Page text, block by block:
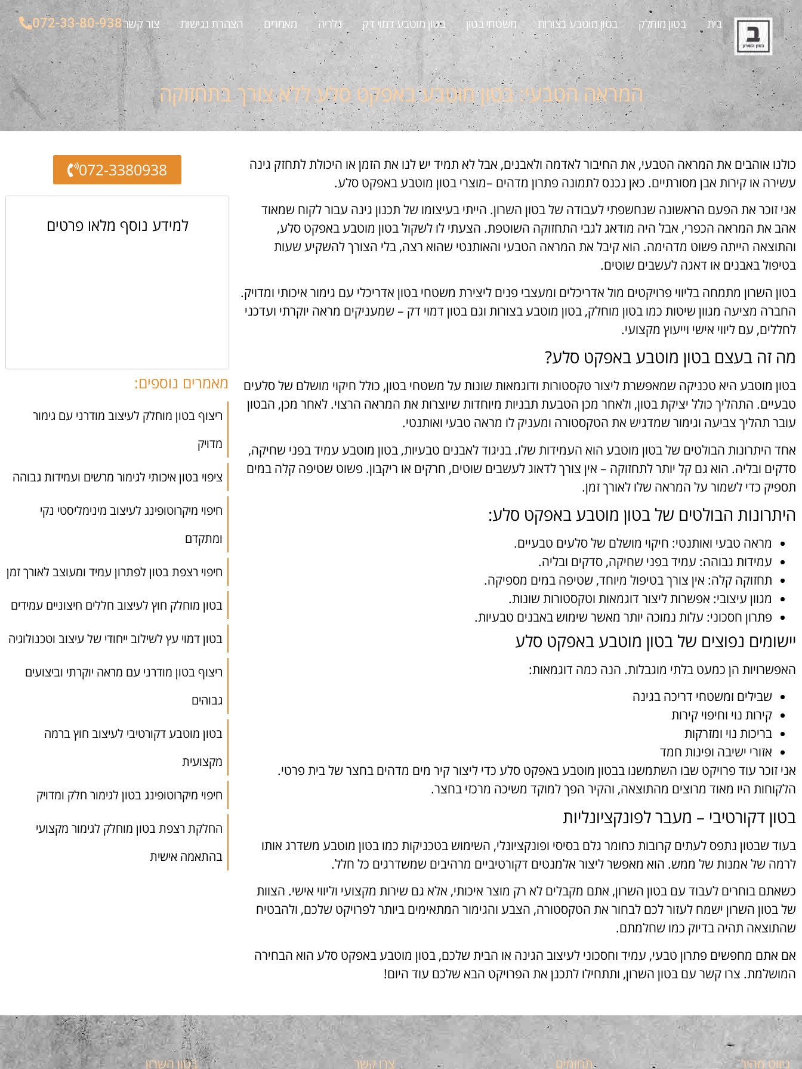
בית בטון מוחלק בטון מוטבע בצורות​ משטחי בטון בטון מוטבע דמוי דק גלריה מאמרים הצהרת נגישות צור קשר072-33-80-938
המראה הטבעי: בטון מוטבע באפקט סלע ללא צורך בתחזוקה
כולנו אוהבים את המראה הטבעי, את החיבור לאדמה ולאבנים, אבל לא תמיד יש לנו את הזמן או היכולת לתחזק גינה
עשירה או קירות אבן מסורתיים. כאן נכנס לתמונה פתרון מדהים –מוצרי בטון מוטבע באפקט סלע.
אני זוכר את הפעם הראשונה שנחשפתי לעבודה של בטון השרון. הייתי בעיצומו של תכנון גינה עבור לקוח שמאוד
אהב את המראה הכפרי, אבל היה מודאג לגבי התחזוקה השוטפת. הצעתי לו לשקול בטון מוטבע באפקט סלע,
והתוצאה הייתה פשוט מדהימה. הוא קיבל את המראה הטבעי והאותנטי שהוא רצה, בלי הצורך להשקיע שעות
בטיפול באבנים או דאגה לעשבים שוטים.
בטון השרון מתמחה בליווי פרויקטים מול אדריכלים ומעצבי פנים ליצירת משטחי בטון אדריכלי עם גימור איכותי ומדויק.
החברה מציעה מגוון שיטות כמו בטון מוחלק, בטון מוטבע בצורות וגם בטון דמוי דק – שמעניקים מראה יוקרתי ועדכני
לחללים, עם ליווי אישי וייעוץ מקצועי.
מה זה בעצם בטון מוטבע באפקט סלע?
בטון מוטבע היא טכניקה שמאפשרת ליצור טקסטורות ודוגמאות שונות על משטחי בטון, כולל חיקוי מושלם של סלעים
טבעיים. התהליך כולל יציקת בטון, ולאחר מכן הטבעת תבניות מיוחדות שיוצרות את המראה הרצוי. לאחר מכן, הבטון
עובר תהליך צביעה וגימור שמדגיש את הטקסטורה ומעניק לו מראה טבעי ואותנטי.
אחד היתרונות הבולטים של בטון מוטבע הוא העמידות שלו. בניגוד לאבנים טבעיות, בטון מוטבע עמיד בפני שחיקה,
סדקים ובליה. הוא גם קל יותר לתחזוקה – אין צורך לדאוג לעשבים שוטים, חרקים או ריקבון. פשוט שטיפה קלה במים
תספיק כדי לשמור על המראה שלו לאורך זמן.
היתרונות הבולטים של בטון מוטבע באפקט סלע:
מראה טבעי ואותנטי: חיקוי מושלם של סלעים טבעיים.
עמידות גבוהה: עמיד בפני שחיקה, סדקים ובליה.
תחזוקה קלה: אין צורך בטיפול מיוחד, שטיפה במים מספיקה.
מגוון עיצובי: אפשרות ליצור דוגמאות וטקסטורות שונות.
פתרון חסכוני: עלות נמוכה יותר מאשר שימוש באבנים טבעיות.
יישומים נפוצים של בטון מוטבע באפקט סלע
האפשרויות הן כמעט בלתי מוגבלות. הנה כמה דוגמאות:
שבילים ומשטחי דריכה בגינה
קירות נוי וחיפוי קירות
בריכות נוי ומזרקות
אזורי ישיבה ופינות חמד
אני זוכר עוד פרויקט שבו השתמשנו בבטון מוטבע באפקט סלע כדי ליצור קיר מים מדהים בחצר של בית פרטי.
הלקוחות היו מאוד מרוצים מהתוצאה, והקיר הפך למוקד משיכה מרכזי בחצר.
בטון דקורטיבי – מעבר לפונקציונליות
בעוד שבטון נתפס לעתים קרובות כחומר גלם בסיסי ופונקציונלי, השימוש בטכניקות כמו בטון מוטבע משדרג אותו
לרמה של אמנות של ממש. הוא מאפשר ליצור אלמנטים דקורטיביים מרהיבים שמשדרגים כל חלל.
כשאתם בוחרים לעבוד עם בטון השרון, אתם מקבלים לא רק מוצר איכותי, אלא גם שירות מקצועי וליווי אישי. הצוות
של בטון השרון ישמח לעזור לכם לבחור את הטקסטורה, הצבע והגימור המתאימים ביותר לפרויקט שלכם, ולהבטיח
שהתוצאה תהיה בדיוק כמו שחלמתם.
אם אתם מחפשים פתרון טבעי, עמיד וחסכוני לעיצוב הגינה או הבית שלכם, בטון מוטבע באפקט סלע הוא הבחירה
המושלמת. צרו קשר עם בטון השרון, ותתחילו לתכנן את הפרויקט הבא שלכם עוד היום!
072-3380938
למידע נוסף מלאו פרטים
מאמרים נוספים:
ריצוף בטון מוחלק לעיצוב מודרני עם גימור
מדויק
ציפוי בטון איכותי לגימור מרשים ועמידות גבוהה
חיפוי מיקרוטופינג לעיצוב מינימליסטי נקי
ומתקדם
חיפוי רצפת בטון לפתרון עמיד ומעוצב לאורך זמן
בטון מוחלק חוץ לעיצוב חללים חיצוניים עמידים
בטון דמוי עץ לשילוב ייחודי של עיצוב וטכנולוגיה
ריצוף בטון מודרני עם מראה יוקרתי וביצועים
גבוהים
בטון מוטבע דקורטיבי לעיצוב חוץ ברמה
מקצועית
חיפוי מיקרוטופינג בטון לגימור חלק ומדויק
החלקת רצפת בטון מוחלק לגימור מקצועי
בהתאמה אישית
ניווט מהיר תחומים צרו קשר בטון השרון